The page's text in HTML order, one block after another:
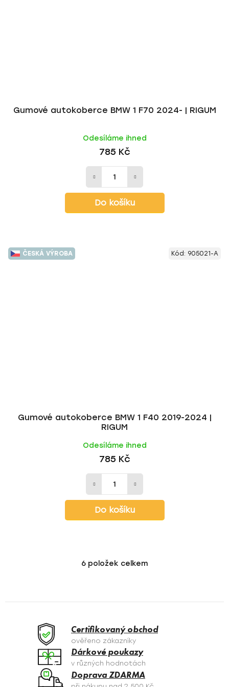
Gumové autokoberce BMW 1 F70 2024- | RIGUM
Odesíláme ihned
785 Kč
Do košíku
ČESKÁ VÝROBA
Gumové autokoberce BMW 1 F40 2019-2024 |
RIGUM
Odesíláme ihned
785 Kč
Do košíku
Kód: 905021-A
O
á
c
í
p
r
v
6 položek celkem
Certifikovaný obchod
ověřeno zákazníky
Dárkové poukazy
v různých hodnotách
Doprava ZDARMA